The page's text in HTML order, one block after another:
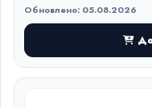
Обновлено: 05.08.2026